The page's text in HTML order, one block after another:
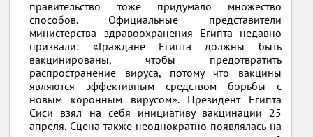
правительство тоже придумало множество
способов. Официальные представители
министерства здравоохранения Египта недавно
призвали: «Граждане Египта должны быть
вакцинированы, чтобы предотвратить
распространение вируса, потому что вакцины
являются эффективным средством борьбы с
новым коронным вирусом». Президент Египта
Сиси взял на себя инициативу вакцинации 25
апреля. Сцена также неоднократно появлялась на